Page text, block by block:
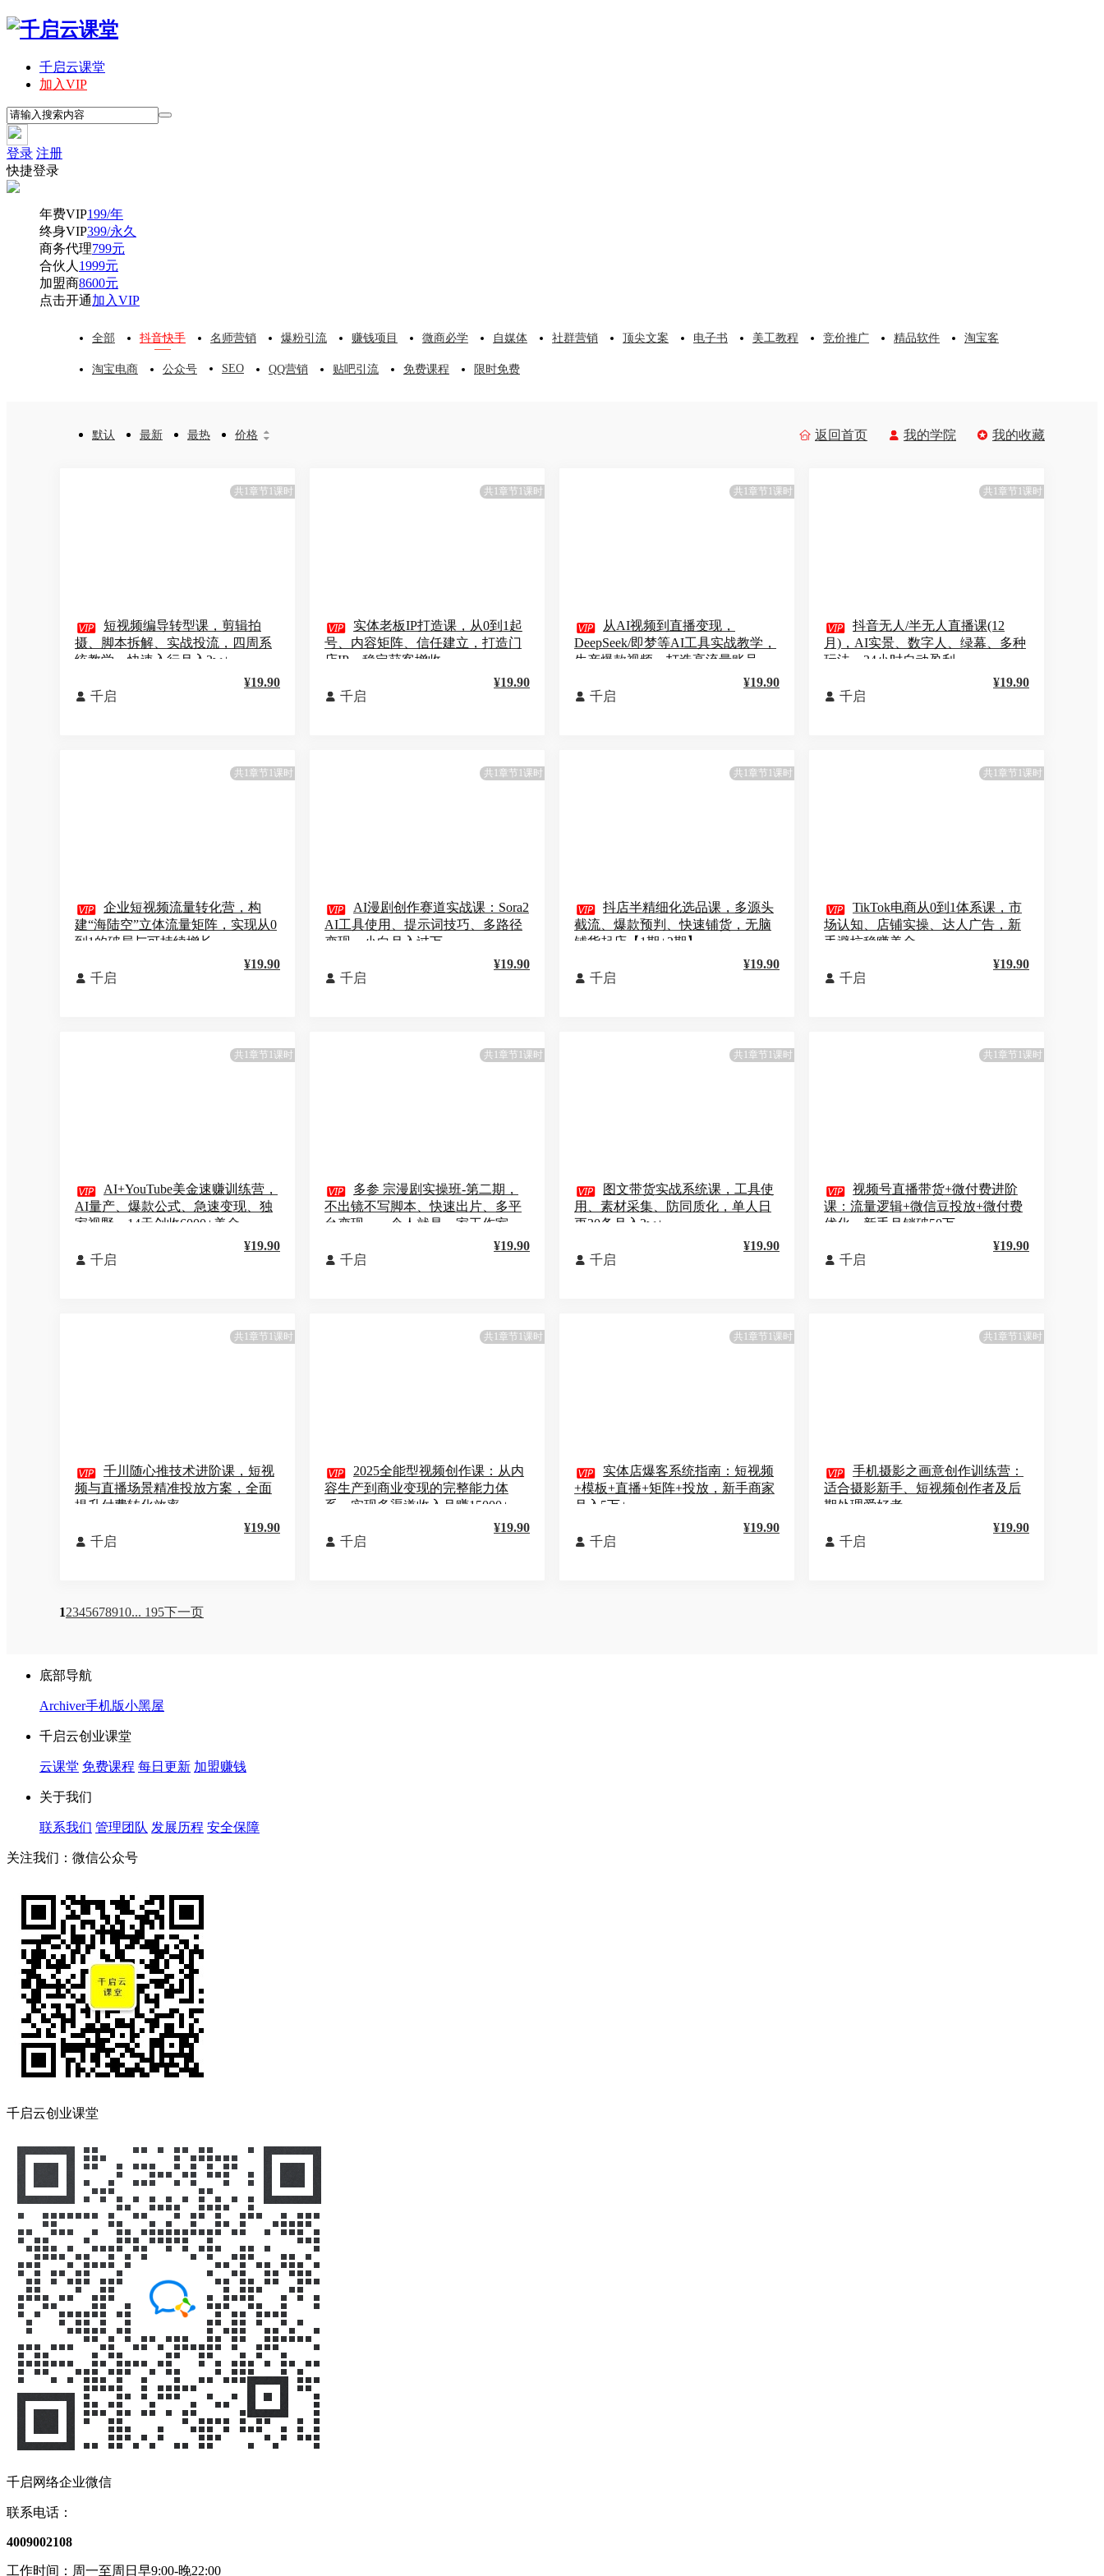
千启云课堂
加入VIP
登录 注册
快捷登录
年费VIP199/年
终身VIP399/永久
商务代理799元
合伙人 1999元
加盟商8600元
点击开通加入VIP
全部 抖音快手 名师营销 爆粉引流 赚钱项目 微商必学 自媒体 社群营销 顶尖文案 电子书 美工教程 竞价推广 精品软件 淘宝客
淘宝电商 公众号 SEO QQ营销 贴吧引流 免费课程 限时免费
 返回首页  我的学院  我的收藏
默认 最新 最热 价格 

共1章节1课时
 短视频编导转型课，剪辑拍
摄、脚本拆解、实战投流，四周系
统教学，快速入行月入2w+
 千启
¥19.90
共1章节1课时
 实体老板IP打造课，从0到1起
号、内容矩阵、信任建立，打造门
店IP，稳定获客增收
 千启
¥19.90
共1章节1课时

从AI视频到直播变现，
DeepSeek/即梦等AI工具实战教学，
生产爆款视频，打造高流量账号
 千启
¥19.90
共1章节1课时
 抖音无人/半无人直播课(12
月)，AI实景、数字人、绿幕、多种
玩法、24小时自动盈利
 千启
¥19.90
共1章节1课时
 企业短视频流量转化营，构
建“海陆空”立体流量矩阵，实现从0
到1的破局与可持续增长
 千启
¥19.90
共1章节1课时
 AI漫剧创作赛道实战课：Sora2
AI工具使用、提示词技巧、多路径
变现，小白月入过万
 千启
¥19.90
共1章节1课时
 抖店半精细化选品课，多源头
截流、爆款预判、快速铺货，无脑
铺货起店【1期+2期】
 千启
¥19.90
共1章节1课时
 TikTok电商从0到1体系课，市
场认知、店铺实操、达人广告，新
手避坑稳赚美金
 千启
¥19.90
共1章节1课时
 AI+YouTube美金速赚训练营，
AI量产、爆款公式、急速变现、独
家视野，14天创收6000+美金
 千启
¥19.90
共1章节1课时
 多参 宗漫剧实操班-第二期，
不出镜不写脚本、快速出片、多平
台变现，一个人就是一家工作室
 千启
¥19.90
共1章节1课时

图文带货实战系统课，工具使
用、素材采集、防同质化，单人日
更20条月入3w+
 千启
¥19.90
共1章节1课时
 视频号直播带货+微付费进阶
课：流量逻辑+微信豆投放+微付费
优化，新手月销破50万
 千启
¥19.90
共1章节1课时
 千川随心推技术进阶课，短视
频与直播场景精准投放方案，全面
提升付费转化效率
 千启
¥19.90
共1章节1课时
 2025全能型视频创作课：从内
容生产到商业变现的完整能力体
系，实现多渠道收入月赚15000+
 千启
¥19.90
共1章节1课时
 实体店爆客系统指南：短视频
+模板+直播+矩阵+投放，新手商家
月入5万+
 千启
¥19.90
共1章节1课时
 手机摄影之画意创作训练营：
适合摄影新手、短视频创作者及后
期处理爱好者
 千启
¥19.90
12345678910... 195下一页
底部导航
Archiver手机版小黑屋
千启云创业课堂
云课堂 免费课程 每日更新 加盟赚钱
关于我们
联系我们 管理团队 发展历程 安全保障
关注我们：微信公众号
千启云创业课堂
千启网络企业微信
联系电话：
4009002108
工作时间：周一至周日早9:00-晚22:00